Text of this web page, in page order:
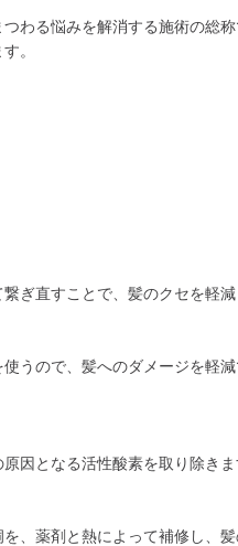
わる悩みを解消する施術の総
。
ぎ直すことで、髪のクセを軽減
うので、髪へのダメージを軽減
因となる活性酸素を取り除きま
、薬剤と熱によって補修し、